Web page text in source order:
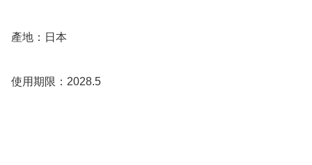
產地：日本
使用期限：2028.5